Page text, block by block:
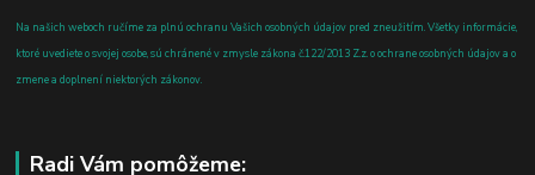
Na našich weboch ručíme za plnú ochranu Vašich osobných údajov pred zneužitím. Všetky informácie,
ktoré uvediete o svojej osobe, sú chránené v zmysle zákona č.122/2013 Z.z. o ochrane osobných údajov a o
zmene a doplnení niektorých zákonov.
Radi Vám pomôžeme: